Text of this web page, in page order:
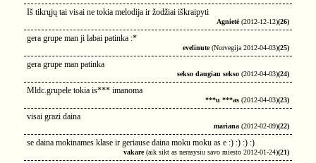
Iš tikrųjų tai visai ne tokia melodija ir žodžiai iškraipyti
Agnietė(2012-12-12)(26)
gera grupe man ji labai patinka :*
evelinute(Norvegija 2012-04-03)(25)
gera grupe man patinka
sekso daugiau sekso (2012-04-03)(24)
Mldc.grupele tokia is*** imanoma
***u ***as (2012-04-03)(23)
visai grazi daina
mariana (2012-02-09)(22)
se daina mokinames klase ir geriause daina moku moku as e :) :) :) :)
vakare(aik sikt as nerasysiu savo miesto 2012-01-24)(21)